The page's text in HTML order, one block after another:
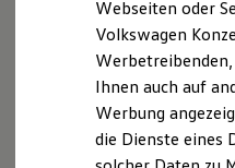
Unser Ansatz
Reichweite &
Webseiten oder
Volkswagen
Ihnen auch auf
Werbung
die Dienste eines